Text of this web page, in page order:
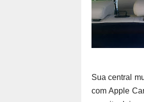
Sua central
com Apple